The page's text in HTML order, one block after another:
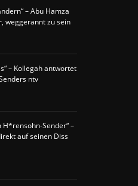
– Abu Hamza
weggerannt zu sein
– Kollegah antwortet
ntv
H*rensohn-Sender“ –
auf seinen Diss